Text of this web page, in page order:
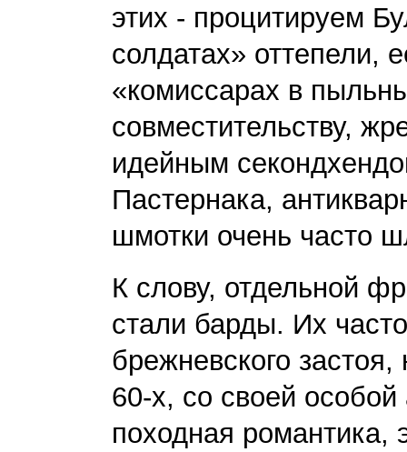
этих - процитируем
солдатах» оттепели,
«комиссарах в
совместительству,
идейным
Пастернака,
шмотки очень часто
К слову, отдельной
стали барды. Их
брежневского
60-х, со своей особой
походная романтика,